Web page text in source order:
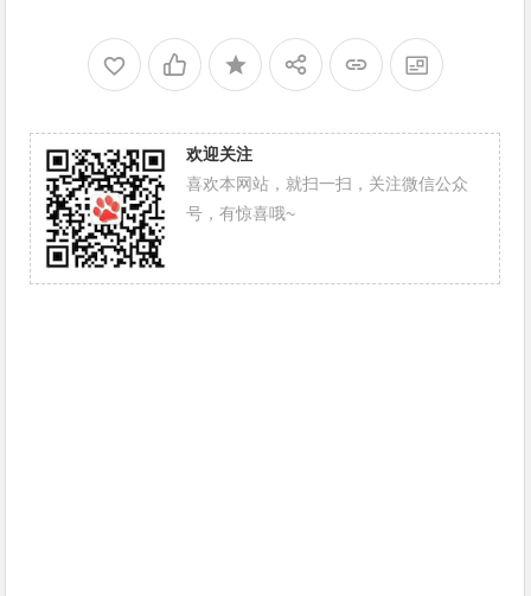
欢迎关注
喜欢本网站，就扫一扫，关注微信公众
号，有惊喜哦~